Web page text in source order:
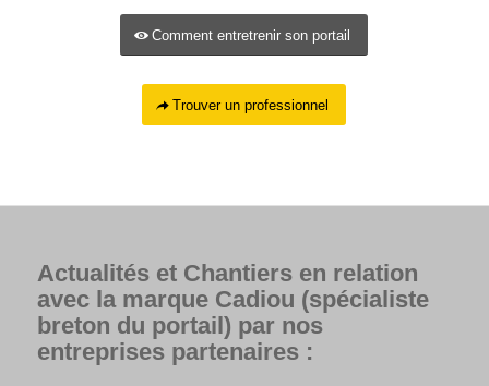
Comment entretrenir son portail
Trouver un professionnel
Actualités et Chantiers en relation
avec la marque Cadiou (spécialiste
breton du portail) par nos
entreprises partenaires :